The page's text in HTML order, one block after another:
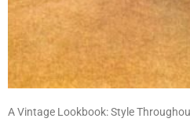
A Vintage Lookbook: Style